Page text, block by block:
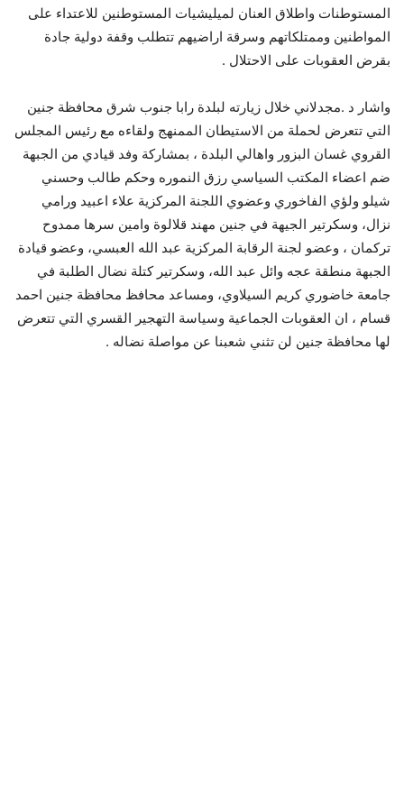
المستوطنات واطلاق العنان لميليشيات المستوطنين للاعتداء على
المواطنين وممتلكاتهم وسرقة اراضيهم تتطلب وقفة دولية جادة
بقرض العقوبات على الاحتلال .
واشار د .مجدلاني خلال زيارته لبلدة رابا جنوب شرق محافظة جنين
التي تتعرض لحملة من الاستيطان الممنهج ولقاءه مع رئيس المجلس
القروي غسان البزور واهالي البلدة ، بمشاركة وفد قيادي من الجبهة
ضم اعضاء المكتب السياسي رزق النموره وحكم طالب وحسني
شيلو ولؤي الفاخوري وعضوي اللجنة المركزية علاء اعبيد ورامي
نزال، وسكرتير الجيهة في جنين مهند قلالوة وامين سرها ممدوح
تركمان ، وعضو لجنة الرقابة المركزية عبد الله العبسي، وعضو قيادة
الجبهة منطقة عجه وائل عبد الله، وسكرتير كتلة نضال الطلبة في
جامعة خاضوري كريم السيلاوي، ومساعد محافظ محافظة جنين احمد
قسام ، ان العقوبات الجماعية وسياسة التهجير القسري التي تتعرض
لها محافظة جنين لن تثني شعبنا عن مواصلة نضاله .